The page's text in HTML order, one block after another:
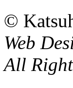
©
Web
All